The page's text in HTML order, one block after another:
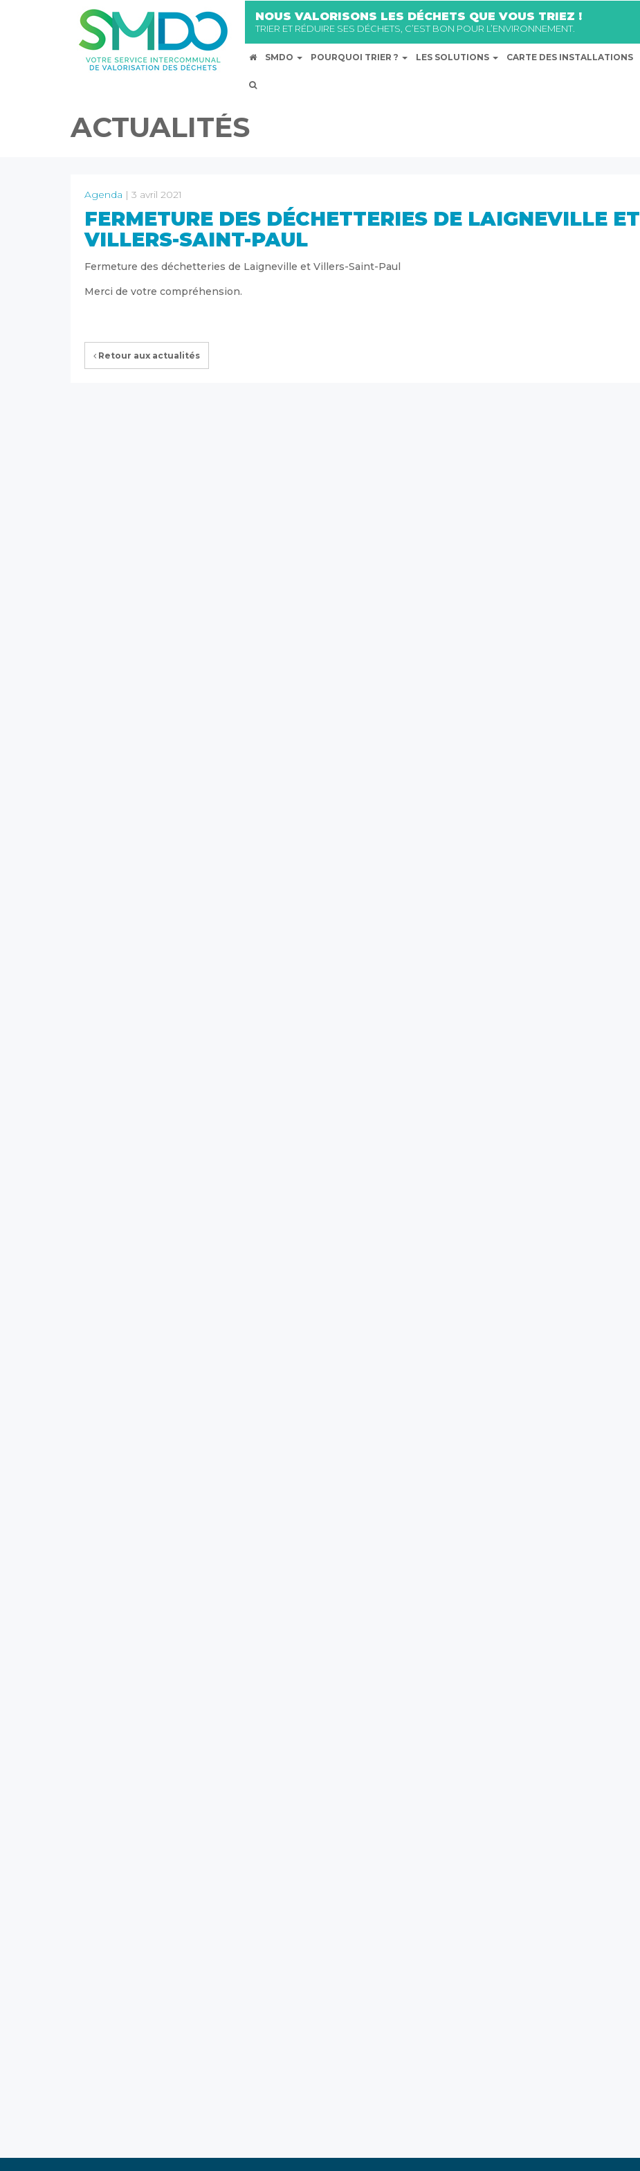
NOUS VALORISONS LES DÉCHETS QUE VOUS TRIEZ !
TRIER ET RÉDUIRE SES DÉCHETS, C’EST BON POUR L’ENVIRONNEMENT.
SMDO POURQUOI TRIER ? LES SOLUTIONS CARTE DES INSTALLATIONS
ACTUALITÉS
Agenda | 3 avril 2021
FERMETURE DES DÉCHETTERIES DE LAIGNEVILLE ET
VILLERS-SAINT-PAUL
Fermeture des déchetteries de Laigneville et Villers-Saint-Paul
Merci de votre compréhension.
Retour aux actualités